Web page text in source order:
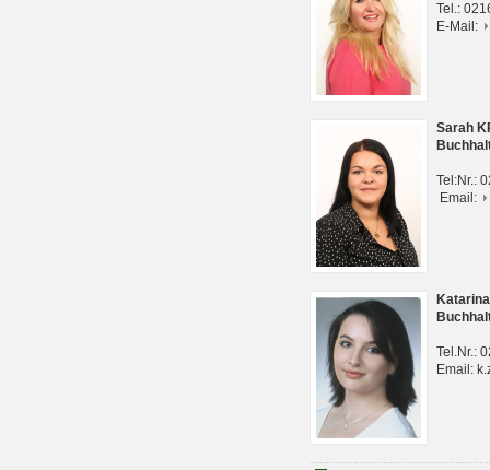
Tel.:
E-Mail:
Sarah
Tel:Nr.:
Email:
Tel.Nr.:
Email: